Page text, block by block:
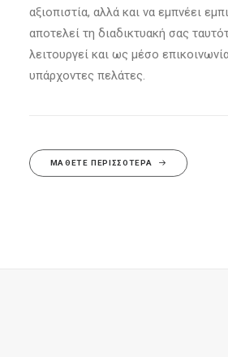
αξιοπιστία, αλλά και να εμπνέει
αποτελεί τη διαδικτυακή σας
λειτουργεί και ως μέσο
υπάρχοντες πελάτες.
ΜΆΘΕΤΕ ΠΕΡΙΣΣΌΤΕΡΑ